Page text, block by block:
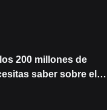
200 millones de
saber sobre el